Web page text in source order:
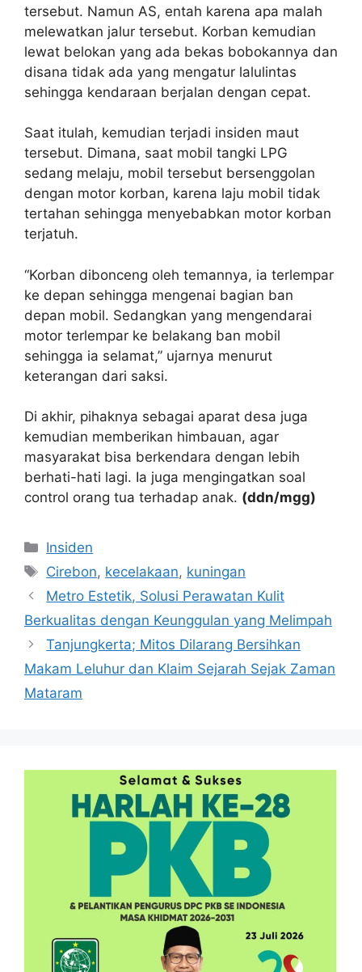
tersebut. Namun AS, entah karena apa malah
melewatkan jalur tersebut. Korban kemudian
lewat belokan yang ada bekas bobokannya dan
disana tidak ada yang mengatur lalulintas
sehingga kendaraan berjalan dengan cepat.
Saat itulah, kemudian terjadi insiden maut
tersebut. Dimana, saat mobil tangki LPG
sedang melaju, mobil tersebut bersenggolan
dengan motor korban, karena laju mobil tidak
tertahan sehingga menyebabkan motor korban
terjatuh.
“Korban dibonceng oleh temannya, ia terlempar
ke depan sehingga mengenai bagian ban
depan mobil. Sedangkan yang mengendarai
motor terlempar ke belakang ban mobil
sehingga ia selamat,” ujarnya menurut
keterangan dari saksi.
Di akhir, pihaknya sebagai aparat desa juga
kemudian memberikan himbauan, agar
masyarakat bisa berkendara dengan lebih
berhati-hati lagi. Ia juga mengingatkan soal
control orang tua terhadap anak. (ddn/mgg)
Kategori
Insiden
Tag
Cirebon, kecelakaan, kuningan
Metro Estetik, Solusi Perawatan Kulit
Berkualitas dengan Keunggulan yang Melimpah
Tanjungkerta; Mitos Dilarang Bersihkan
Makam Leluhur dan Klaim Sejarah Sejak Zaman
Mataram